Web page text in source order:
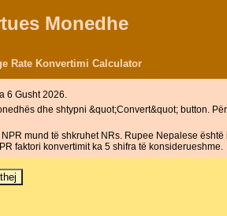
Monedhe
Rate Konvertimi Calculator
6 Gusht 2026.
dhe shtypni &quot;Convert&quot; button.
mund të shkruhet NRs. Rupee Nepalese
faktori konvertimit ka 5 shifra të konsiderueshme.